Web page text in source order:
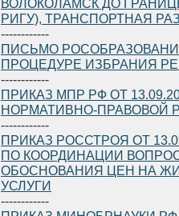
ВОЛОКОЛАМСК ДО
РИГУ), ТРАНСПОРТНАЯ
------------
ПИСЬМО РОСОБРАЗОВАНИЯ
ПРОЦЕДУРЕ ИЗБРАНИЯ
------------
ПРИКАЗ МПР РФ ОТ
НОРМАТИВНО-ПРАВОВОЙ
------------
ПРИКАЗ РОССТРОЯ ОТ
ПО КООРДИНАЦИИ
ОБОСНОВАНИЯ ЦЕН НА
УСЛУГИ
------------